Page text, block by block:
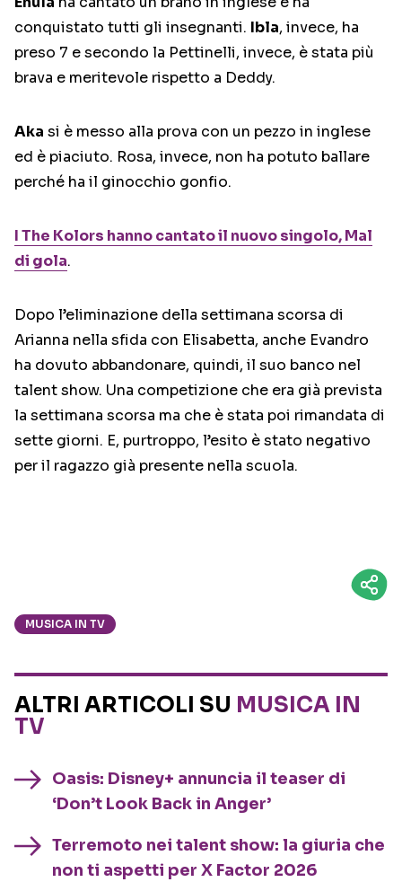
conquistato tutti gli insegnanti. Ibla, invece, ha
preso 7 e secondo la Pettinelli, invece, è stata più
brava e meritevole rispetto a Deddy.
Aka si è messo alla prova con un pezzo in inglese
ed è piaciuto. Rosa, invece, non ha potuto ballare
perché ha il ginocchio gonfio.
I The Kolors hanno cantato il nuovo singolo, Mal
di gola.
Dopo l’eliminazione della settimana scorsa di
Arianna nella sfida con Elisabetta, anche Evandro
ha dovuto abbandonare, quindi, il suo banco nel
talent show. Una competizione che era già prevista
la settimana scorsa ma che è stata poi rimandata di
sette giorni. E, purtroppo, l’esito è stato negativo
per il ragazzo già presente nella scuola.
MUSICA IN TV
ALTRI ARTICOLI SU MUSICA IN
TV
Oasis: Disney+ annuncia il teaser di
‘Don’t Look Back in Anger’
Terremoto nei talent show: la giuria che
non ti aspetti per X Factor 2026